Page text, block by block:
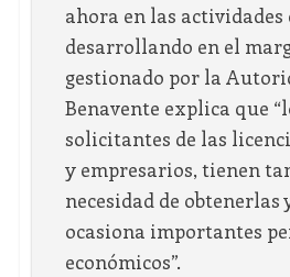
ahora en las actividades
desarrollando en el
gestionado por la
Benavente explica que
solicitantes de las
y empresarios, tienen
necesidad de obtenerlas
ocasiona importantes
económicos”.